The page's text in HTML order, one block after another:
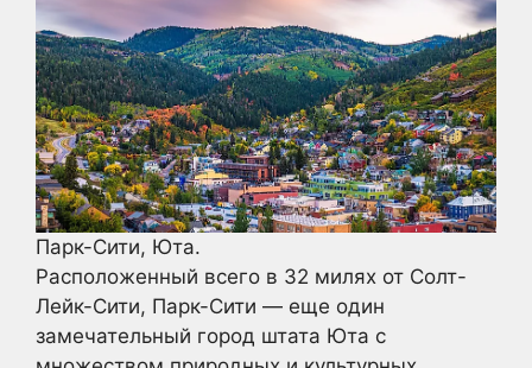
Парк-Сити, Юта.
Расположенный всего в 32 милях от Солт-
Лейк-Сити, Парк-Сити — еще один
замечательный город штата Юта с